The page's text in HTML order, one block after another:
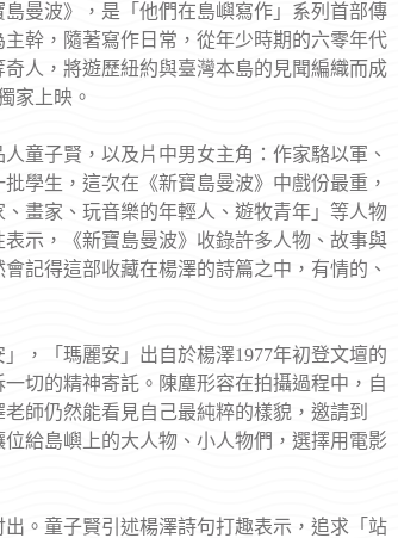
曼波》，是「他們在島嶼寫作」系列首部傳
幹，隨著寫作日常，從年少時期的六零年代
人，將遊歷紐約與臺灣本島的見聞編織而成
家上映。
童子賢，以及片中男女主角：作家駱以軍、
學生，這次在《新寶島曼波》中戲份最重，
畫家、玩音樂的年輕人、遊牧青年」等人物
示，《新寶島曼波》收錄許多人物、故事與
記得這部收藏在楊澤的詩篇之中，有情的、
，「瑪麗安」出自於楊澤1977年初登文壇的
切的精神寄託。陳塵形容在拍攝過程中，自
師仍然能看見自己最純粹的樣貌，邀請到
給島嶼上的大人物、小人物們，選擇用電影
。童子賢引述楊澤詩句打趣表示，追求「站